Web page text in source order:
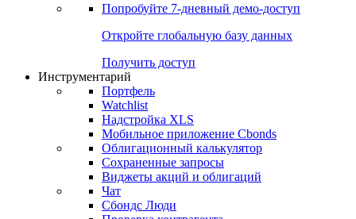
Попробуйте 7-дневный демо-доступ
Откройте глобальную базу данных
Получить доступ
Инструментарий
Портфель
Watchlist
Надстройка XLS
Мобильное приложение Cbonds
Облигационный калькулятор
Сохраненные запросы
Виджеты акций и облигаций
Чат
Сбондс Люди